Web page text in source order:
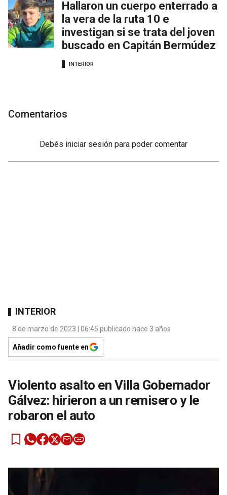
Hallaron un cuerpo enterrado a
la vera de la ruta 10 e
investigan si se trata del joven
buscado en Capitán Bermúdez
INTERIOR
Comentarios
Debés iniciar sesión para poder comentar
INTERIOR
8 de marzo de 2023 | 06:45 publicado hace 3 años
Añadir como fuente en
Violento asalto en Villa Gobernador
Gálvez: hirieron a un remisero y le
robaron el auto